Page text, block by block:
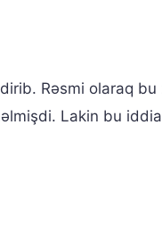
Rəsmi olaraq bu
Lakin bu